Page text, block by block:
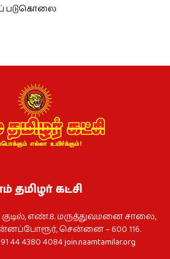
படுகொலை
தமிழர் கட்சி
எண்.8. மருத்துவமனை சாலை,
சென்னை – 600 116.
4380 4084join.naamtamilar.org